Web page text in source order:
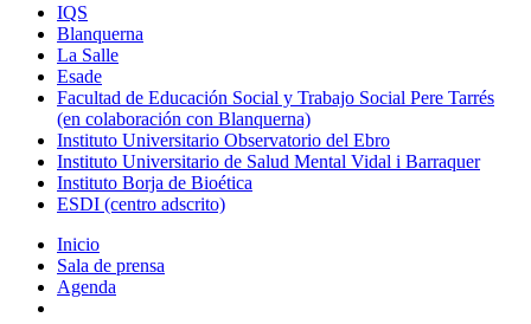
IQS
Blanquerna
La Salle
Esade
Facultad de Educación Social y Trabajo Social Pere Tarrés
(en colaboración con Blanquerna)
Instituto Universitario Observatorio del Ebro
Instituto Universitario de Salud Mental Vidal i Barraquer
Instituto Borja de Bioética
ESDI (centro adscrito)
Inicio
Sala de prensa
Agenda